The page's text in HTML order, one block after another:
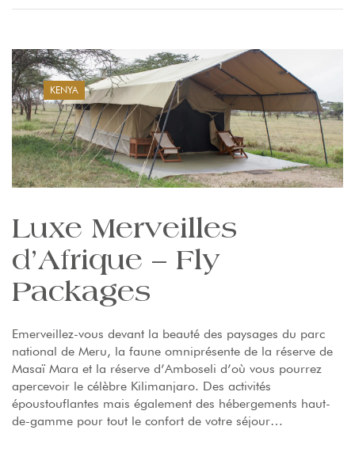
KENYA
Luxe Merveilles
d’Afrique – Fly
Packages
Emerveillez-vous devant la beauté des paysages du parc
national de Meru, la faune omniprésente de la réserve de
Masaï Mara et la réserve d’Amboseli d’où vous pourrez
apercevoir le célèbre Kilimanjaro. Des activités
époustouflantes mais également des hébergements haut-
de-gamme pour tout le confort de votre séjour…